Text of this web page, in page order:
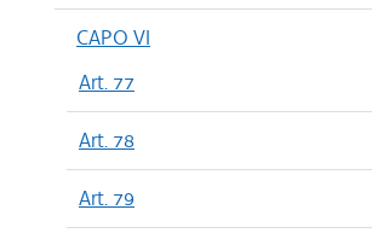
CAPO VI
Art. 77
Art. 78
Art. 79